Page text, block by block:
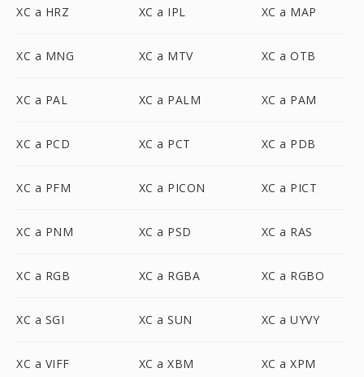
XC a HRZ XC a IPL XC a MAP
XC a MNG XC a MTV XC a OTB
XC a PAL XC a PALM XC a PAM
XC a PCD XC a PCT XC a PDB
XC a PFM XC a PICON XC a PICT
XC a PNM XC a PSD XC a RAS
XC a RGB XC a RGBA XC a RGBO
XC a SGI XC a SUN XC a UYVY
XC a VIFF XC a XBM XC a XPM